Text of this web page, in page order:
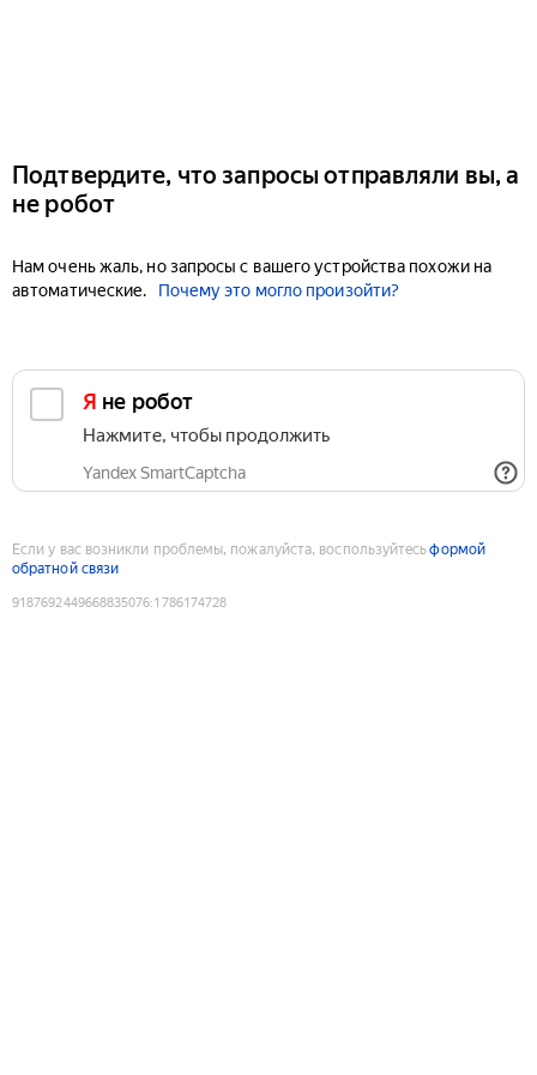
Подтвердите, что запросы отправляли вы, а
не робот
Нам очень жаль, но запросы с вашего устройства похожи на
автоматические.
Почему это могло произойти?
Я не робот
Нажмите, чтобы продолжить
Yandex SmartCaptcha
Если у вас возникли проблемы, пожалуйста, воспользуйтесьформой
обратной связи
9187692449668835076:1786174728